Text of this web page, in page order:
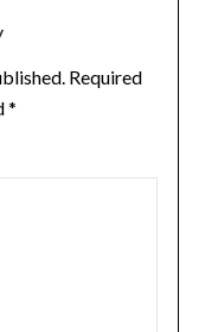
Required
*